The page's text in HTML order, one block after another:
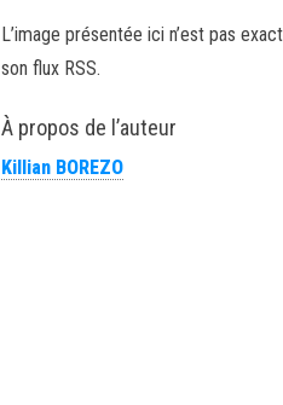
L’image présentée ici n’est pas
son flux RSS.
À propos de l’auteur
Killian BOREZO